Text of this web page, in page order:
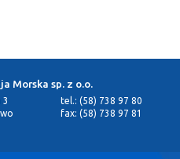
Morska sp. z o.o.
3
tel.: (58) 738 97 80
fax: (58) 738 97 81